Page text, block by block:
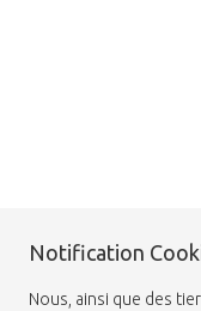
Notification
Nous, ainsi que des